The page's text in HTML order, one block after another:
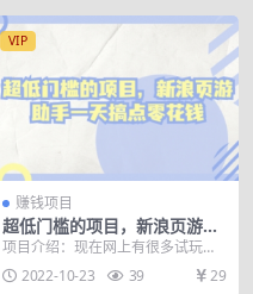
VIP
赚钱项目
超低门槛的项目，新浪页游助
手一天搞点零花钱
项目介绍：现在网上有很多试玩游
戏赚钱的平台，比如什么游戏达到
了多少等级，达到了多...
2022-10-23 39 29